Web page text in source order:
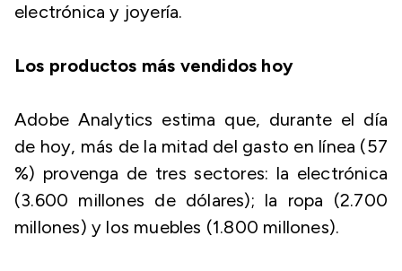
electrónica y joyería.
Los productos más vendidos hoy
Adobe Analytics estima que, durante el día
de hoy, más de la mitad del gasto en línea (57
%) provenga de tres sectores: la electrónica
(3.600 millones de dólares); la ropa (2.700
millones) y los muebles (1.800 millones).